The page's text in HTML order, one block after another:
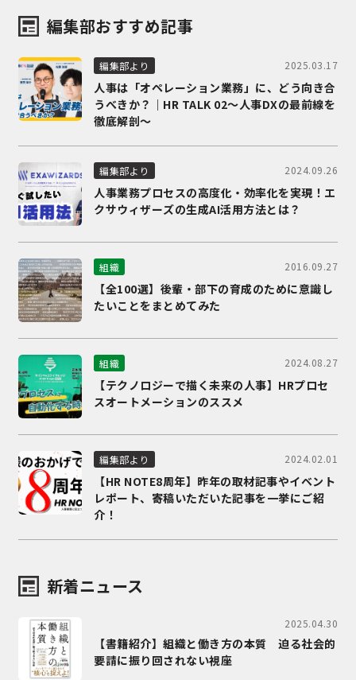
編集部おすすめ記事
編集部より 2025.03.17
人事は「オペレーション業務」に、どう向き合
うべきか？｜HR TALK 02～人事DXの最前線を
徹底解剖～
編集部より 2024.09.26
人事業務プロセスの高度化・効率化を実現！エ
クサウィザーズの生成AI活用方法とは？
組織 2016.09.27
【全100選】後輩・部下の育成のために意識し
たいことをまとめてみた
組織 2024.08.27
【テクノロジーで描く未来の人事】HRプロセ
スオートメーションのススメ
編集部より 2024.02.01
【HR NOTE8周年】昨年の取材記事やイベント
レポート、寄稿いただいた記事を一挙にご紹
介！
新着ニュース
2025.04.30
【書籍紹介】組織と働き方の本質 迫る社会的
要請に振り回されない視座